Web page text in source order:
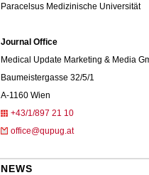
Paracelsus Medizinische Universität
Journal Office
Medical Update Marketing & Media
Baumeistergasse 32/5/1
A-1160 Wien
+43/1/897 21 10
office@qupug.at
NEWS